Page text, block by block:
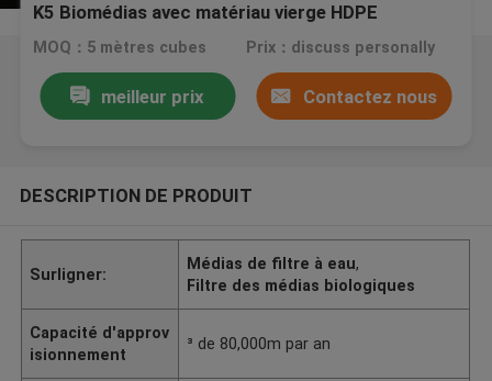
K5 Biomédias avec matériau vierge HDPE
MOQ：5 mètres cubes Prix：discuss personally
meilleur prix Contactez nous
DESCRIPTION DE PRODUIT
Surligner:
Médias de filtre à eau,
Filtre des médias biologiques
Capacité d'approv
isionnement
³ de 80,000m par an